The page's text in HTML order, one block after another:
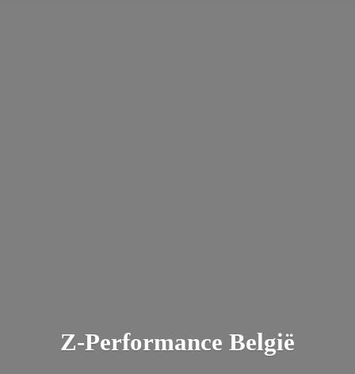
Z-Performance België